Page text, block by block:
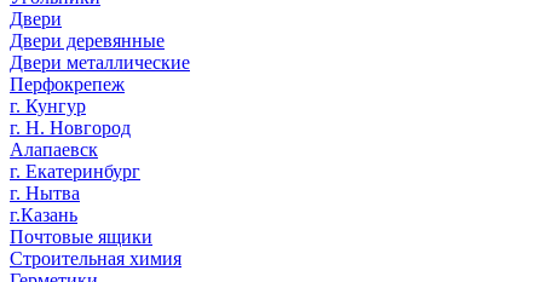
Двери
Двери деревянные
Двери металлические
Перфокрепеж
г. Кунгур
г. Н. Новгород
Алапаевск
г. Екатеринбург
г. Нытва
г.Казань
Почтовые ящики
Строительная химия